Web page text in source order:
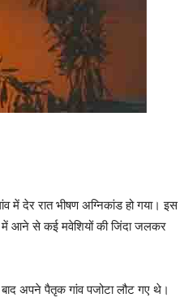
में देर रात भीषण अग्निकांड हो गया। इस
में आने से कई मवेशियों की जिंदा जलकर
अपने पैतृक गांव पजोटा लौट गए थे।